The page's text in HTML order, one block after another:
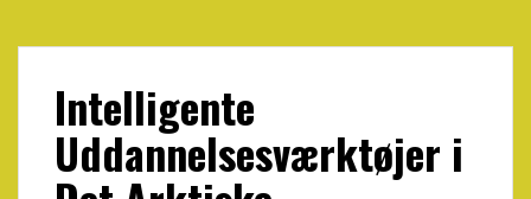
Intelligente
Uddannelsesværktøjer i